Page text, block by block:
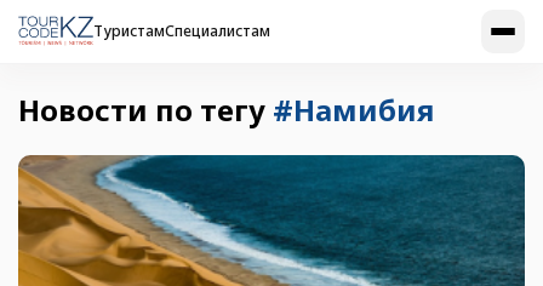
ТуристамСпециалистам
Новости по тегу #Намибия